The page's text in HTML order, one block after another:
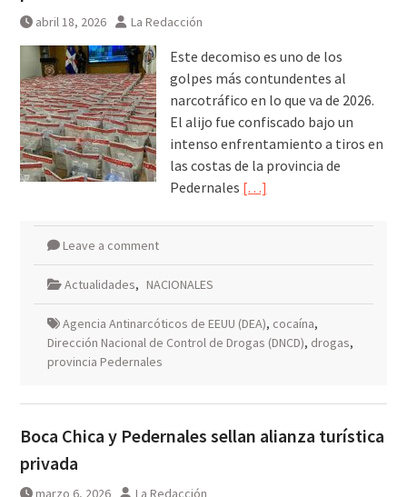
abril 18, 2026 La Redacción
Este decomiso es uno de los
golpes más contundentes al
narcotráfico en lo que va de 2026.
El alijo fue confiscado bajo un
intenso enfrentamiento a tiros en
las costas de la provincia de
Pedernales […]
Leave a comment
Actualidades, NACIONALES
Agencia Antinarcóticos de EEUU (DEA), cocaína,
Dirección Nacional de Control de Drogas (DNCD), drogas,
provincia Pedernales
Boca Chica y Pedernales sellan alianza turística
privada